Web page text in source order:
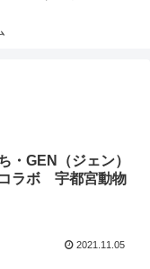
・GEN（ジェン）
ラボ 宇都宮動物
2021.11.05